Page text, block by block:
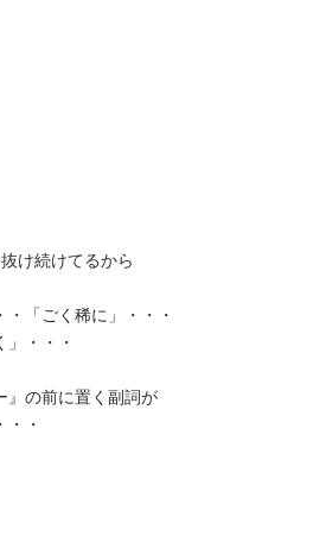
け続けてるから
・「ごく稀に」・・・
」・・・
』の前に置く副詞が
・